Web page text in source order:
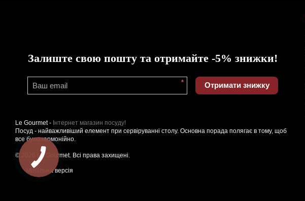
Залиште свою пошту та отримайте -5% знижки!
* Отримати знижку
Le Gourmet - Інтернет магазин посуду!
Посуд - найважливіший елемент при сервіруванні столу. Основна порада полягає в тому, щоб
все було гармонійно.
© 2026 Le Gourmet. Всі права захищені.
Мобільна версія